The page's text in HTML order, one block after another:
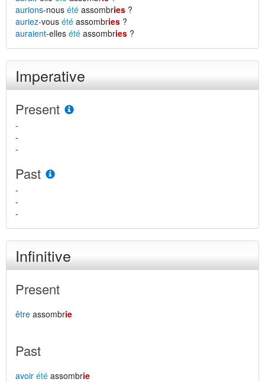
aurions-nous été assombries ?
auriez-vous été assombries ?
auraient-elles été assombries ?
Imperative
Present
-
-
-
Past
-
-
-
Infinitive
Present
être assombrie
Past
avoir été assombrie